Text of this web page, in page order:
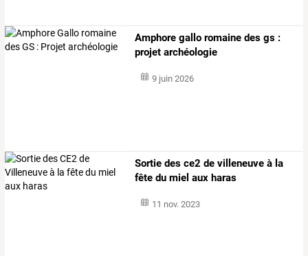
Amphore gallo romaine des gs :
projet archéologie
9 juin 2026
Sortie des ce2 de villeneuve à la
fête du miel aux haras
11 nov. 2023